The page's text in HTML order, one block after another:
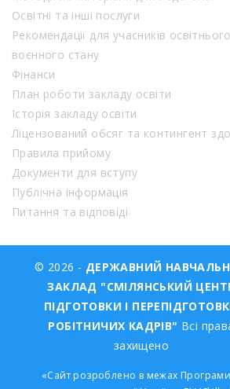
Освітні та інші послуги
Рекомендації для учасників
воєнного стану
Фінанси
План роботи закладу освіти
Історія закладу освіти
Ліцензований обсяг та контингент
Правила прийому
Документи для вступу
Публічна інформація
Питання та відповіді
© 2026 - ДЕРЖАВНИЙ
ЗАКЛАД "СМІЛЯНСЬКИЙ
ПІДГОТОВКИ І
РОБІТНИЧИХ КАДРІВ" Всі
захищено
«Сайт розроблено в межах Програми